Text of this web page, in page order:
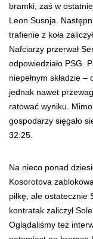
bramki, zaś w
Leon Susnja.
trafienie z koła
Nafciarzy przerwał
odpowiedziało PSG.
niepełnym składzie
jednak nawet
ratować wyniku.
gospodarzy sięgało
32:25.
Na nieco ponad
Kosorotova
piłkę, ale ostatecznie
kontratak zaliczył
Oglądaliśmy też